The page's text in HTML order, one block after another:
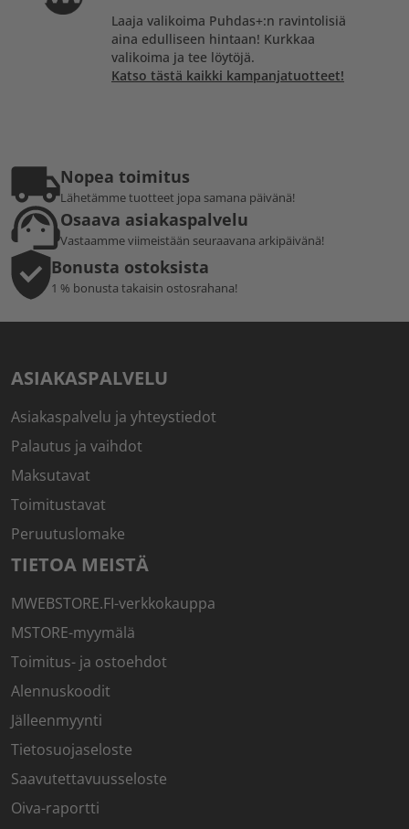
Laaja valikoima Puhdas+:n ravintolisiä
aina edulliseen hintaan! Kurkkaa
valikoima ja tee löytöjä.
Katso tästä kaikki kampanjatuotteet!
Nopea toimitus
Lähetämme tuotteet jopa samana päivänä!
Osaava asiakaspalvelu
Vastaamme viimeistään seuraavana arkipäivänä!
Bonusta ostoksista
1 % bonusta takaisin ostosrahana!
ASIAKASPALVELU
Asiakaspalvelu ja yhteystiedot
Palautus ja vaihdot
Maksutavat
Toimitustavat
Peruutuslomake
TIETOA MEISTÄ
MWEBSTORE.FI-verkkokauppa
MSTORE-myymälä
Toimitus- ja ostoehdot
Alennuskoodit
Jälleenmyynti
Tietosuojaseloste
Saavutettavuusseloste
Oiva-raportti